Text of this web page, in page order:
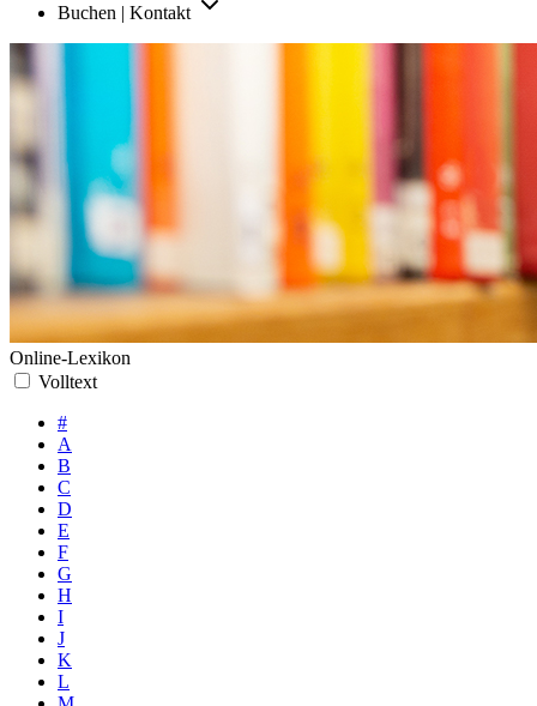
Buchen | Kontakt
Online-Lexikon
Volltext
#
A
B
C
D
E
F
G
H
I
J
K
L